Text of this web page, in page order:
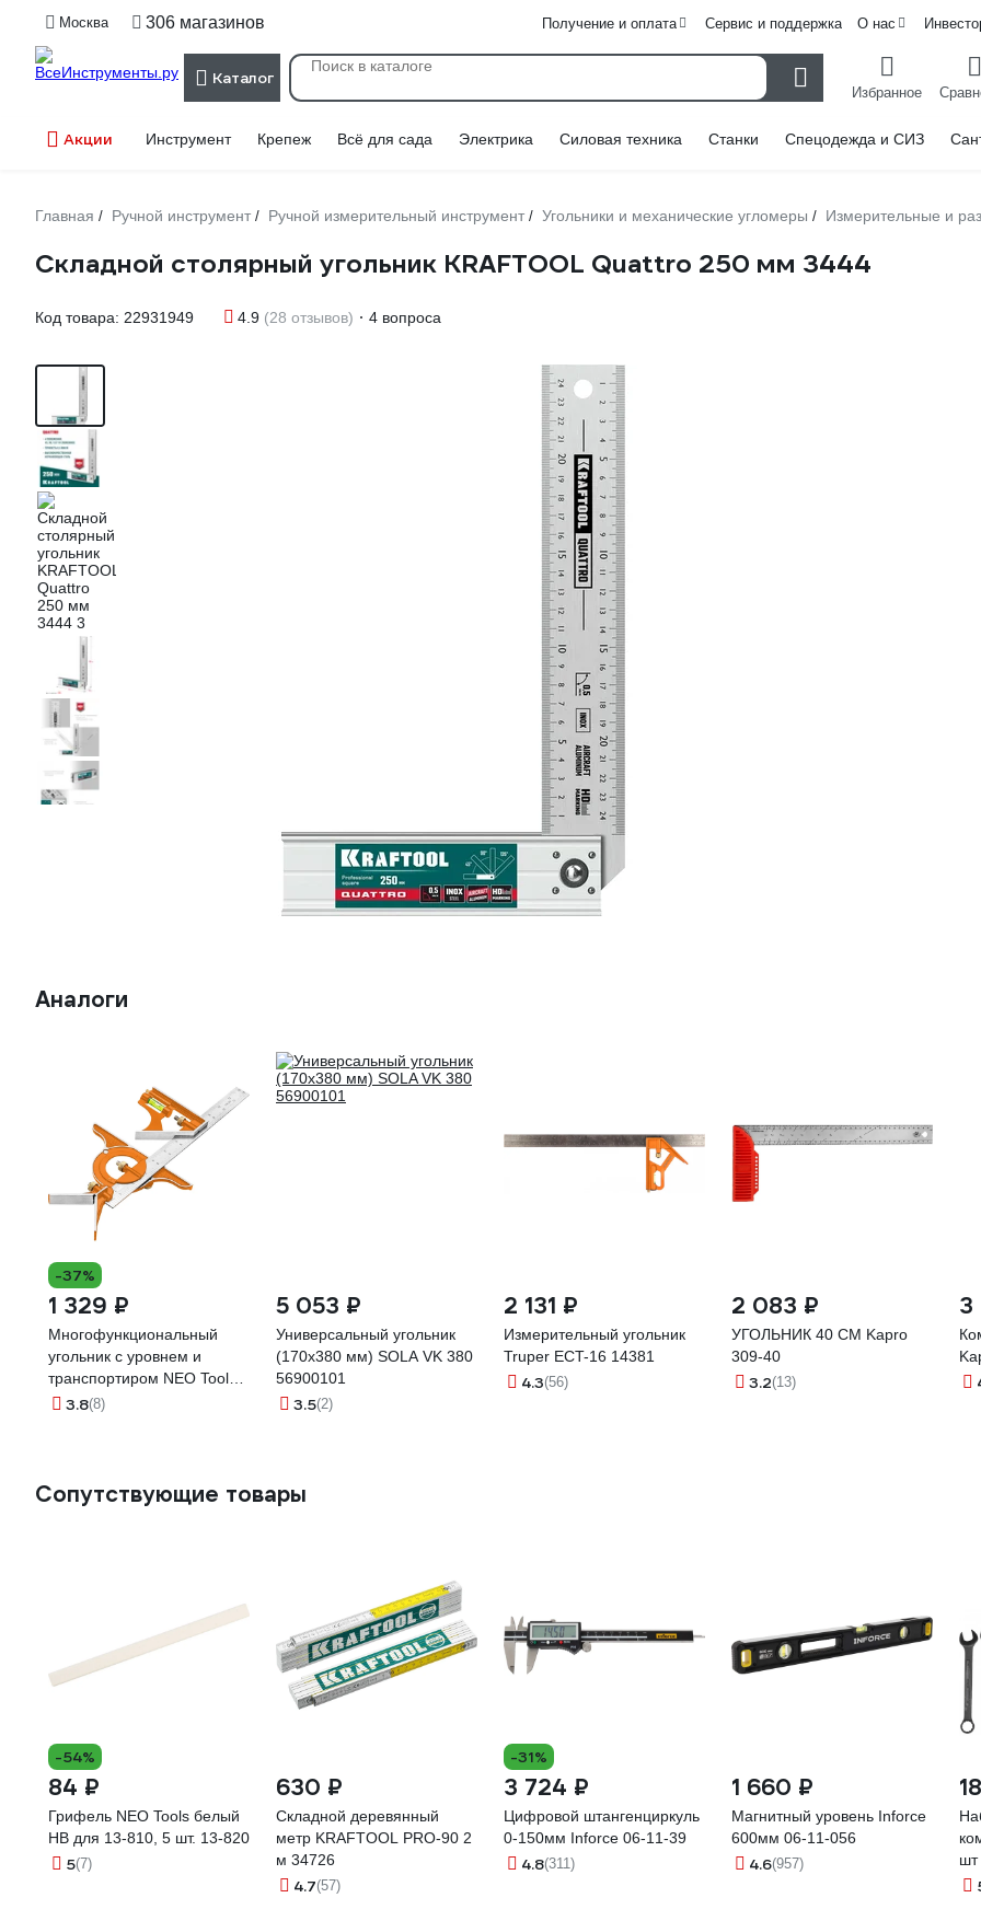
Москва 306 магазинов Получение и оплата Сервис и поддержка О нас
Каталог
Избранное
Акции Инструмент Крепеж Всё для сада Электрика Силовая техника Станки Спецодежда и СИЗ
Главная / Ручной инструмент / Ручной измерительный инструмент / Угольники и механические угломеры / Измерительные и
Складной столярный угольник KRAFTOOL Quattro 250 мм 3444
Код товара: 22931949 4.9 (28 отзывов) 4 вопроса
Аналоги
-37%
1 329 ₽
Многофункциональный
угольник с уровнем и
транспортиром NEO Tools
30 см, шкала мм и дюймы
3.8(8)
5 053 ₽
Универсальный угольник
(170x380 мм) SOLA VK 380
56900101
3.5(2)
2 131 ₽
Измерительный угольник
Truper ECT-16 14381
4.3(56)
2 083 ₽
УГОЛЬНИК 40 СМ Kapro
309-40
3.2(13)
3
Сопутствующие товары
-54%
84 ₽
Грифель NEO Tools белый
HB для 13-810, 5 шт. 13-820
5(7)
630 ₽
Складной деревянный
метр KRAFTOOL PRO-90 2
м 34726
4.7(57)
-31%
3 724 ₽
Цифровой штангенциркуль
0-150мм Inforce 06-11-39
4.8(311)
1 660 ₽
Магнитный уровень Inforce
600мм 06-11-056
4.6(957)
шт